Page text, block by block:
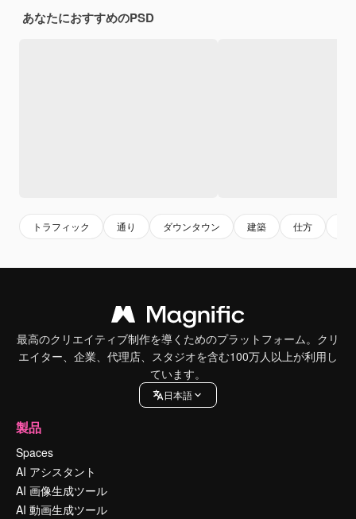
あなたにおすすめのPSD
トラフィック 通り ダウンタウン 建築 仕方
最高のクリエイティブ制作を導くためのプラットフォーム。クリ
エイター、企業、代理店、スタジオを含む100万人以上が利用し
ています。
日本語
製品
Spaces
AI アシスタント
AI 画像生成ツール
AI 動画生成ツール